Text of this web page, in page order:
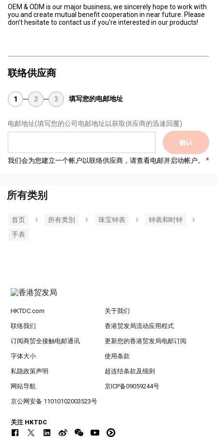
OEM & ODM is our major business, we sincerely hope to work with
you and create mutual benefit cooperation in near future. Please
don't hesitate to contact us if you're interested in our products!
联络供应商
1 2 3 填写您的电邮地址
电邮地址(填写您的公司电邮地址以获取供应商的迅速回覆)
确认
我们会为您建立一个帐户以联络供应商，请查看电邮并启动帐户。
所有类别
首页 所有类別 珠宝钟表
钟表和时钟
手表
HKTDC.com 关于我们
联络我们 香港贸发局流动应用程式
订阅商贸全接触电邮通讯 更新您的香港贸发局电邮订阅
字体大小 使用条款
私隐政策声明 超连结条款及细则
网站导航 京ICP备09059244号
京公网安备 11010102003523号
关注 HKTDC